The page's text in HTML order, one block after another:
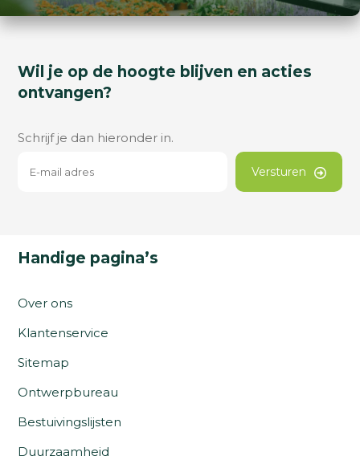
Wil je op de hoogte blijven en acties
ontvangen?
Schrijf je dan hieronder in.
Versturen
Handige pagina’s
Over ons
Klantenservice
Sitemap
Ontwerpbureau
Bestuivingslijsten
Duurzaamheid